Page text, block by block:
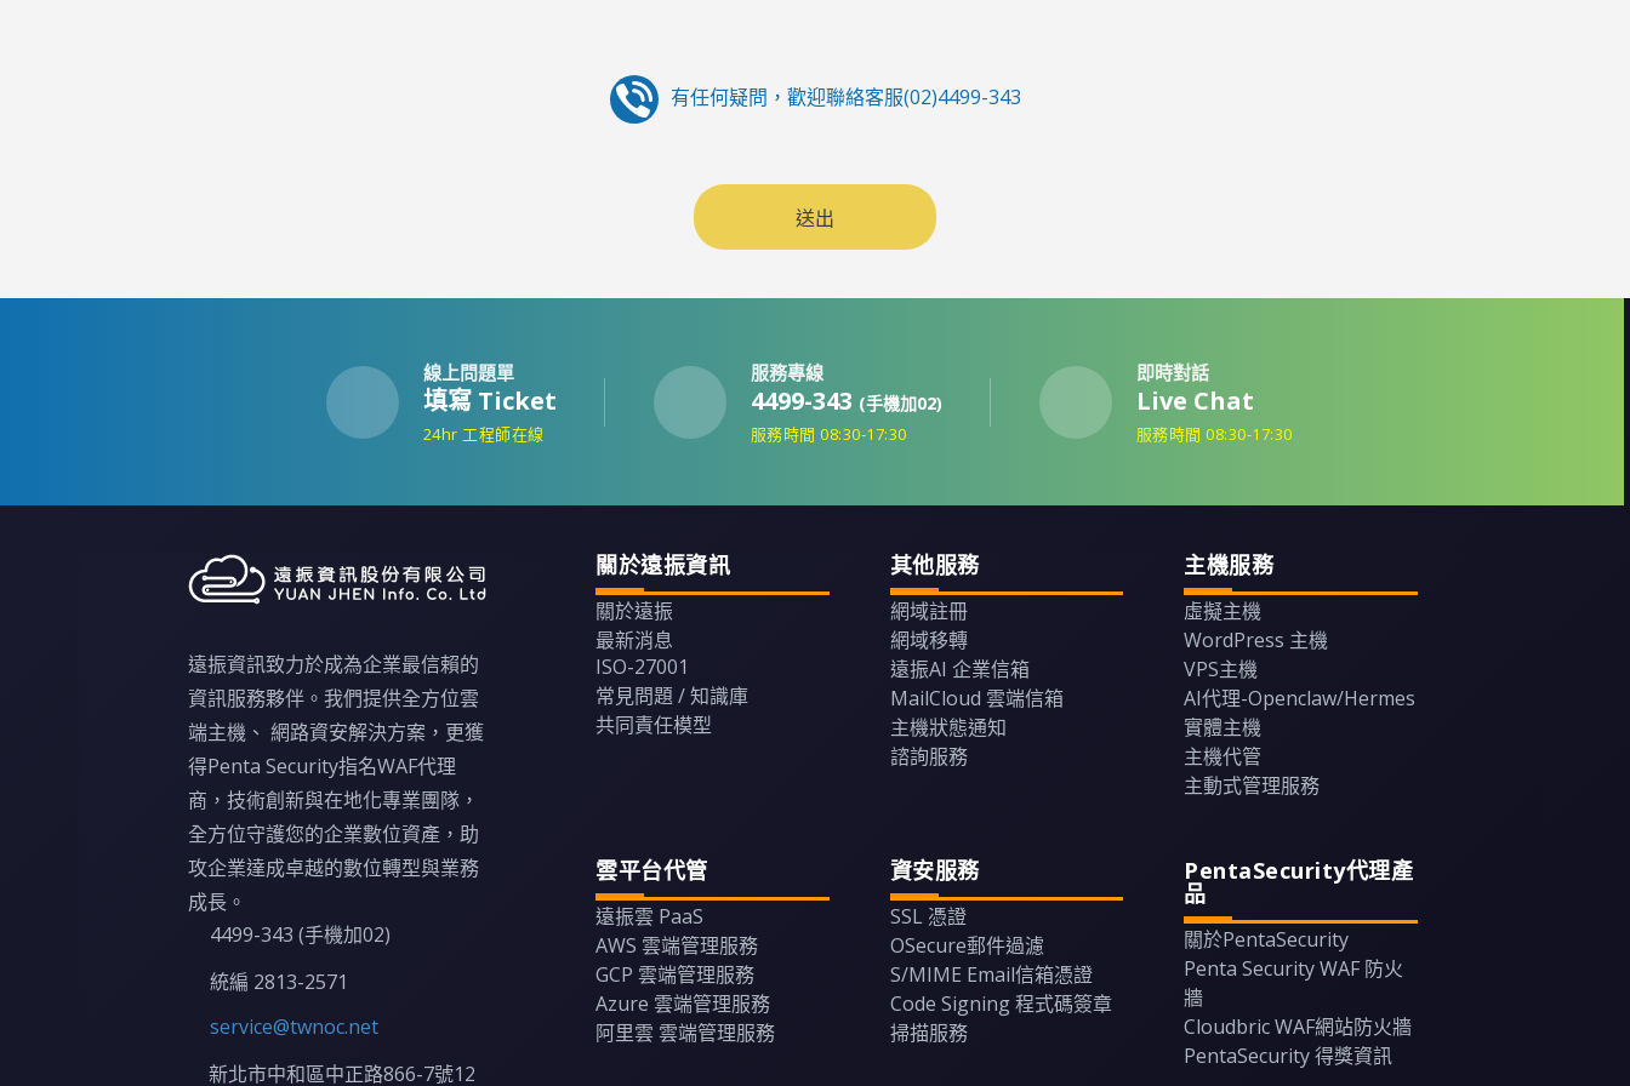
有任何疑問，歡迎聯絡客服(02)4499-343
送出
線上問題單
填寫 Ticket
24hr 工程師在線
服務專線
4499-343 (手機加02)
服務時間 08:30-17:30
即時對話
Live Chat
服務時間 08:30-17:30
遠振資訊致力於成為企業最信賴的
資訊服務夥伴。我們提供全方位雲
端主機、 網路資安解決方案，更獲
得Penta Security指名WAF代理
商，技術創新與在地化專業團隊，
全方位守護您的企業數位資產，助
攻企業達成卓越的數位轉型與業務
成長。
4499-343 (手機加02)
統編 2813-2571
service@twnoc.net
新北市中和區中正路866-7號12
關於遠振資訊
關於遠振
最新消息
ISO-27001
常見問題 / 知識庫
共同責任模型
其他服務
網域註冊
網域移轉
遠振AI 企業信箱
MailCloud 雲端信箱
主機狀態通知
諮詢服務
主機服務
虛擬主機
WordPress 主機
VPS主機
AI代理-Openclaw/Hermes
實體主機
主機代管
主動式管理服務
雲平台代管
遠振雲 PaaS
AWS 雲端管理服務
GCP 雲端管理服務
Azure 雲端管理服務
阿里雲 雲端管理服務
資安服務
SSL 憑證
OSecure郵件過濾
S/MIME Email信箱憑證
Code Signing 程式碼簽章
掃描服務
PentaSecurity代理產
品
關於PentaSecurity
Penta Security WAF 防火
牆
Cloudbric WAF網站防火牆
PentaSecurity 得獎資訊